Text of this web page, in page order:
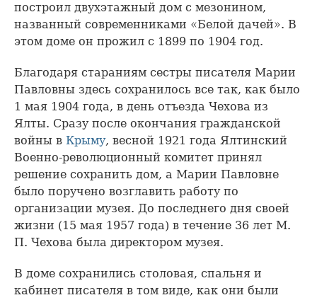
построил двухэтажный дом с мезонином,
названный современниками «Белой дачей». В
этом доме он прожил с 1899 по 1904 год.
Благодаря стараниям сестры писателя Марии
Павловны здесь сохранилось все так, как было
1 мая 1904 года, в день отъезда Чехова из
Ялты. Сразу после окончания гражданской
войны в Крыму, весной 1921 года Ялтинский
Военно-революционный комитет принял
решение сохранить дом, а Марии Павловне
было поручено возглавить работу по
организации музея. До последнего дня своей
жизни (15 мая 1957 года) в течение 36 лет М.
П. Чехова была директором музея.
В доме сохранились столовая, спальня и
кабинет писателя в том виде, как они были